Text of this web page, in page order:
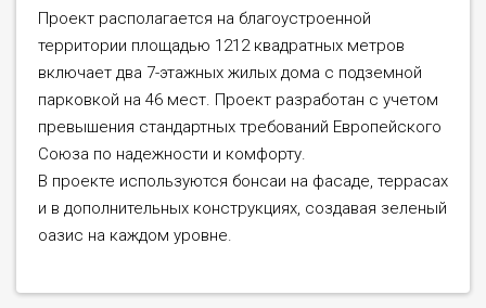
Проект располагается на благоустроенной
территории площадью 1212 квадратных метров
включает два 7-этажных жилых дома с подземной
парковкой на 46 мест. Проект разработан с учетом
превышения стандартных требований Европейского
Союза по надежности и комфорту.
В проекте используются бонсаи на фасаде, террасах
и в дополнительных конструкциях, создавая зеленый
оазис на каждом уровне.